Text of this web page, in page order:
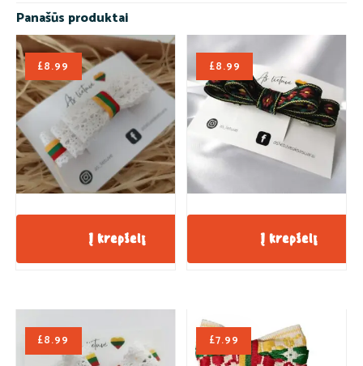
Panašūs produktai
£8.99
Į krepšelį
£8.99
Į krepšelį
£8.99 £7.99